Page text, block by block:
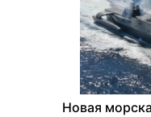
Новая